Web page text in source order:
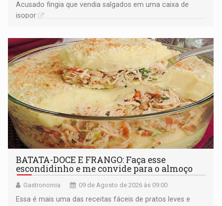
Acusado fingia que vendia salgados em uma caixa de
isopor
BATATA-DOCE E FRANGO: Faça esse
escondidinho e me convide para o almoço
Gastronomia 09 de Agosto de 2026 às 09:00
Essa é mais uma das receitas fáceis de pratos leves e